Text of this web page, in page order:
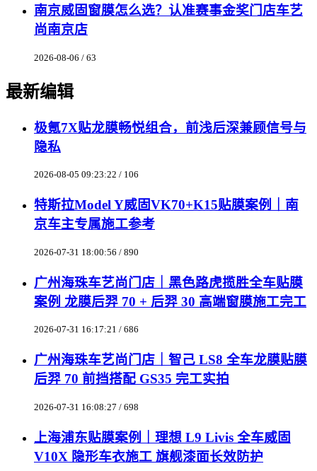
南京威固窗膜怎么选？认准赛事金奖门店车艺
尚南京店
2026-08-06 / 63
最新编辑
极氪7X贴龙膜畅悦组合，前浅后深兼顾信号与
隐私
2026-08-05 09:23:22 / 106
特斯拉Model Y威固VK70+K15贴膜案例｜南
京车主专属施工参考
2026-07-31 18:00:56 / 890
广州海珠车艺尚门店｜黑色路虎揽胜全车贴膜
案例 龙膜后羿 70 + 后羿 30 高端窗膜施工完工
2026-07-31 16:17:21 / 686
广州海珠车艺尚门店｜智己 LS8 全车龙膜贴膜
后羿 70 前挡搭配 GS35 完工实拍
2026-07-31 16:08:27 / 698
上海浦东贴膜案例｜理想 L9 Livis 全车威固
V10X 隐形车衣施工 旗舰漆面长效防护